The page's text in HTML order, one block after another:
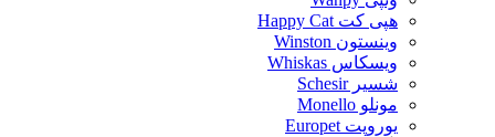
هپی کت Happy Cat
وینستون Winston
ویسکاس Whiskas
شسیر Schesir
مونلو Monello
یوروپت Europet